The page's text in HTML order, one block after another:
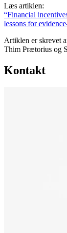
Læs artiklen:
“Financial
lessons for
Artiklen er skrevet
Thim Prætorius og
Kontakt